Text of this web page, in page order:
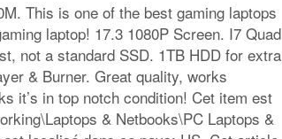
This is one of the best gaming laptops
laptop! 17.3 1080P Screen. I7 Quad
not a standard SSD. 1TB HDD for extra
& Burner. Great quality, works
it’s in top notch condition! Cet item est
& Netbooks\PC Laptops &